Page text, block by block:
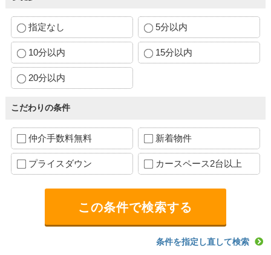
指定なし 5分以内
10分以内 15分以内
20分以内
こだわりの条件
仲介手数料無料 新着物件
プライスダウン カースペース2台以上
条件を指定し直して検索